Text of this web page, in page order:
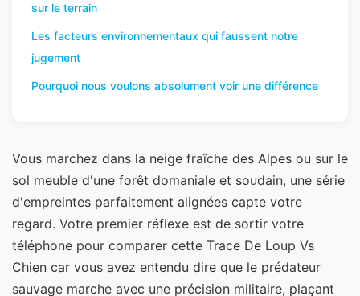
sur le terrain
Les facteurs environnementaux qui faussent notre
jugement
Pourquoi nous voulons absolument voir une différence
Vous marchez dans la neige fraîche des Alpes ou sur le
sol meuble d'une forêt domaniale et soudain, une série
d'empreintes parfaitement alignées capte votre
regard. Votre premier réflexe est de sortir votre
téléphone pour comparer cette Trace De Loup Vs
Chien car vous avez entendu dire que le prédateur
sauvage marche avec une précision militaire, plaçant